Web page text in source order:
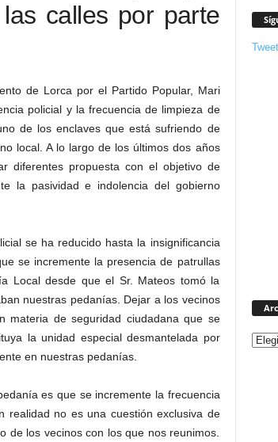
calles por parte
de Lorca por el Partido Popular, Mari
policial y la frecuencia de limpieza de
de los enclaves que está sufriendo de
local. A lo largo de los últimos dos años
diferentes propuesta con el objetivo de
la pasividad e indolencia del gobierno
se ha reducido hasta la insignificancia
se incremente la presencia de patrullas
Local desde que el Sr. Mateos tomó la
nuestras pedanías. Dejar a los vecinos
materia de seguridad ciudadana que se
la unidad especial desmantelada por
en nuestras pedanías.
es que se incremente la frecuencia
realidad no es una cuestión exclusiva de
de los vecinos con los que nos reunimos.